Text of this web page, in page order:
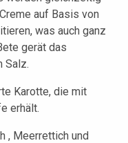
auf Basis von
was auch ganz
gerät das
Salz.
Karotte, die mit
erhält.
, Meerrettich und